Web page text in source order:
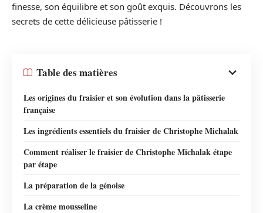
finesse, son équilibre et son goût exquis. Découvrons les
secrets de cette délicieuse pâtisserie !
Table des matières
Les origines du fraisier et son évolution dans la pâtisserie
française
Les ingrédients essentiels du fraisier de Christophe Michalak
Comment réaliser le fraisier de Christophe Michalak étape
par étape
La préparation de la génoise
La crème mousseline